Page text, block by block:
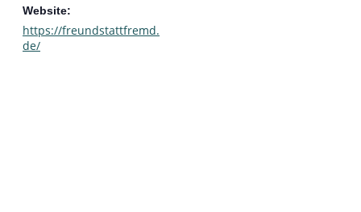
Website:
https://freundstattfremd.
de/